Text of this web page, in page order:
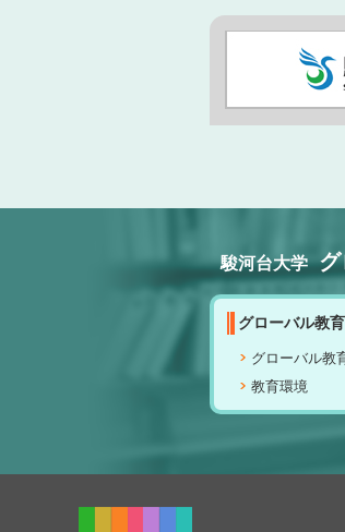
駿河台大学 グ
グローバル教
グローバル教
教育環境